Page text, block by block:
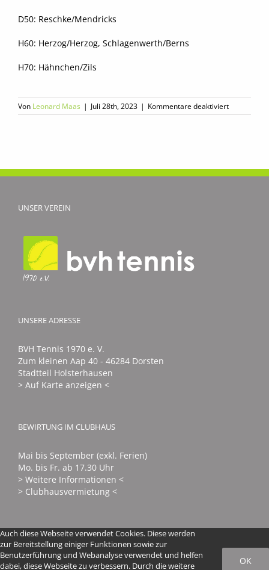
D50: Reschke/Mendricks
H60: Herzog/Herzog, Schlagenwerth/Berns
H70: Hähnchen/Zils
Von Leonard Maas | Juli 28th, 2023 | Kommentare deaktiviertfür
UNSER VEREIN
UNSERE ADRESSE
BVH Tennis 1970 e. V.
Zum kleinen Aap 40 - 46284 Dorsten
Stadtteil Holsterhausen
> Auf Karte anzeigen <
BEWIRTUNG IM CLUBHAUS
Mai bis September (exkl. Ferien)
Mo. bis Fr. ab 17.30 Uhr
> Weitere Informationen <
> Clubhausvermietung <
© 2016 - 2024 BVH Tennis 1970 e. V. | All Rights Reserved |
Auch diese Webseite verwendet Cookies. Diese werden
zur Bereitstellung einiger Funktionen sowie zur
Benutzerführung und Webanalyse verwendet und helfen
dabei, diese Webseite zu verbessern. Durch die weitere
OK